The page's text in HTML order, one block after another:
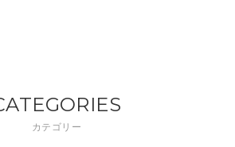
カテゴリー